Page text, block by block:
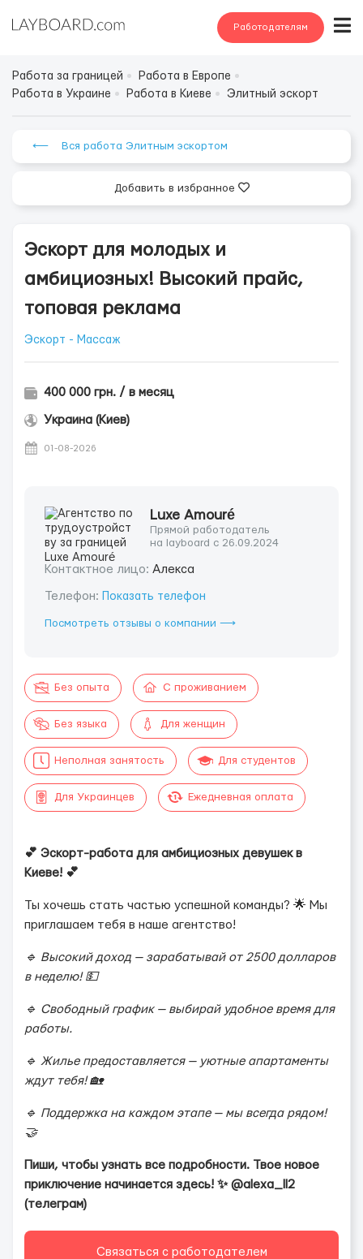
Работодателям
Работа за границей
Работа в Европе
Работа в Украине
Работа в Киеве Элитный эскорт
⟵ Вся работа Элитным эскортом
Добавить в избранное
Эскорт для молодых и
амбициозных! Высокий прайс,
топовая реклама
Эскорт - Массаж
400 000 грн. / в месяц
Украина (Киев)
01-08-2026
Luxe Amouré
Прямой работодатель
на layboard с 26.09.2024
Контактное лицо: Алекса
Телефон: Показать телефон
Посмотреть отзывы о компании ⟶
Без опыта С проживанием
Без языка Для женщин
Неполная занятость Для студентов
Для Украинцев Ежедневная оплата
💕 Эскорт-работа для амбициозных девушек в
Киеве! 💕
Ты хочешь стать частью успешной команды? 🌟 Мы
приглашаем тебя в наше агентство!
🔹 Высокий доход — зарабатывай от 2500 долларов
в неделю! 💵
🔹 Свободный график — выбирай удобное время для
работы.
🔹 Жилье предоставляется — уютные апартаменты
ждут тебя! 🏡
🔹 Поддержка на каждом этапе — мы всегда рядом!
🤝
Пиши, чтобы узнать все подробности. Твое новое
приключение начинается здесь! ✨ @alexa_ll2
(телеграм)
Связаться с работодателем